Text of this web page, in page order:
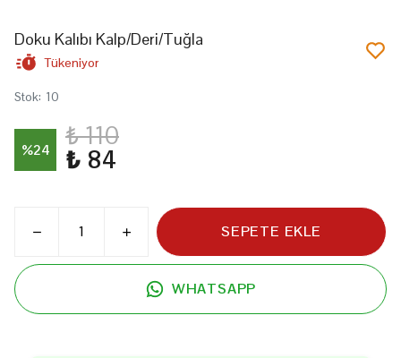
Doku Kalıbı Kalp/Deri/Tuğla
Tükeniyor
Stok: 10
%24 ₺ 110
₺ 84
SEPETE EKLE
WHATSAPP